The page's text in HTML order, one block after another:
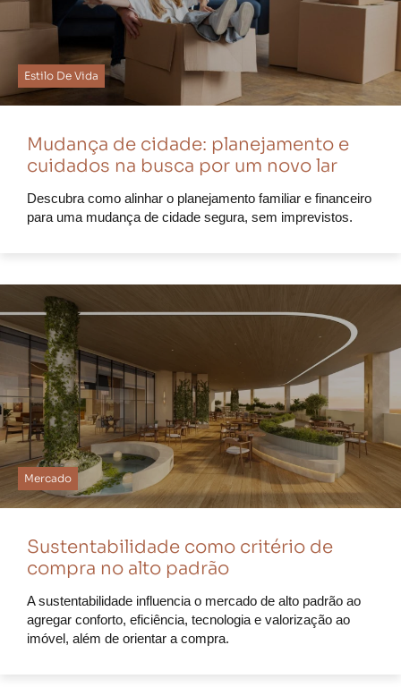
Estilo De Vida
Mudança de cidade: planejamento e
cuidados na busca por um novo lar
Descubra como alinhar o planejamento familiar e financeiro
para uma mudança de cidade segura, sem imprevistos.
Mercado
Sustentabilidade como critério de
compra no alto padrão
A sustentabilidade influencia o mercado de alto padrão ao
agregar conforto, eficiência, tecnologia e valorização ao
imóvel, além de orientar a compra.